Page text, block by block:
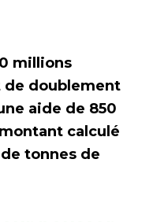
millions
de doublement
aide de 850
calculé
tonnes de